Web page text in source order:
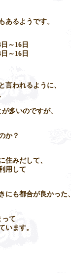
あるようです。
16日
～16日
言われるように、
多いのですが、
か？
住みだして、
用して
にも都合が良かった
って
います。